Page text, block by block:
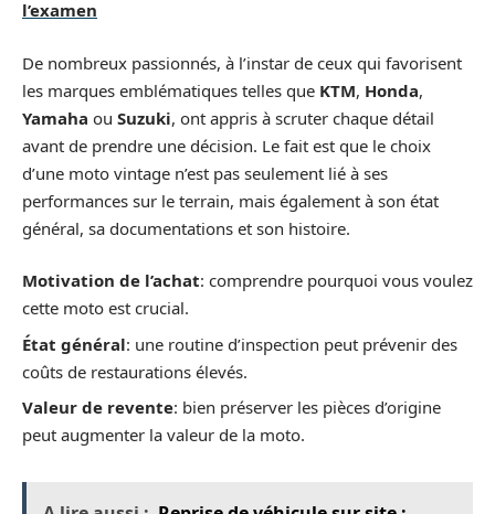
l’examen
De nombreux passionnés, à l’instar de ceux qui favorisent
les marques emblématiques telles que KTM, Honda,
Yamaha ou Suzuki, ont appris à scruter chaque détail
avant de prendre une décision. Le fait est que le choix
d’une moto vintage n’est pas seulement lié à ses
performances sur le terrain, mais également à son état
général, sa documentations et son histoire.
Motivation de l’achat: comprendre pourquoi vous voulez
cette moto est crucial.
État général: une routine d’inspection peut prévenir des
coûts de restaurations élevés.
Valeur de revente: bien préserver les pièces d’origine
peut augmenter la valeur de la moto.